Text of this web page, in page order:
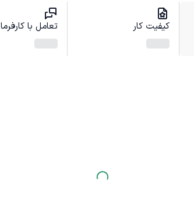
کیفیت کار تعامل با کارفرما